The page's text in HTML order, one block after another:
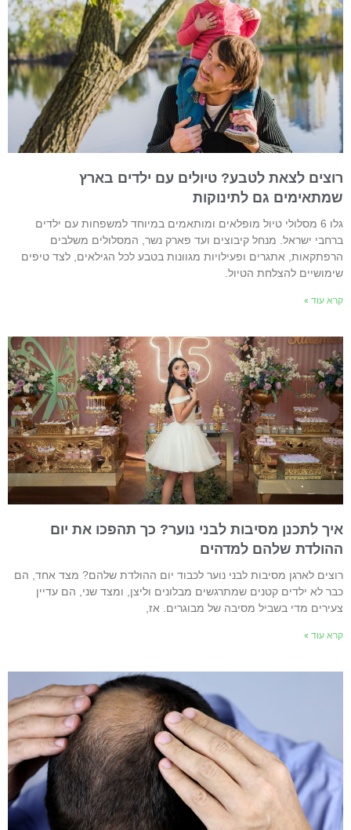
לצאת לטבע? טיולים עם ילדים בארץ
גם לתינוקות
גלו 6 מסלולי טיול מופלאים ומותאמים במיוחד למשפחות עם ילדים
ישראל. מנחל קיבוצים ועד פארק נשר, המסלולים משלבים
אתגרים ופעילויות מגוונות בטבע לכל הגילאים, לצד טיפים
להצלחת הטיול.
עוד »
לתכנן מסיבות לבני נוער? כך תהפכו את יום
שלהם למדהים
לארגן מסיבות לבני נוער לכבוד יום ההולדת שלהם? מצד אחד, הם
לא ילדים קטנים שמתרגשים מבלונים וליצן, ומצד שני, הם עדיין
מדי בשביל מסיבה של מבוגרים. אז,
עוד »